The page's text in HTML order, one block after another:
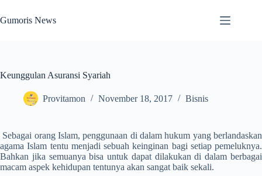
to
content
Gumoris News
Keunggulan Asuransi Syariah
Provitamon November 18, 2017 Bisnis
Sebagai orang Islam, penggunaan di dalam hukum yang berlandaskan
agama Islam tentu menjadi sebuah keinginan bagi setiap pemeluknya.
Bahkan jika semuanya bisa untuk dapat dilakukan di dalam berbagai
macam aspek kehidupan tentunya akan sangat baik sekali.